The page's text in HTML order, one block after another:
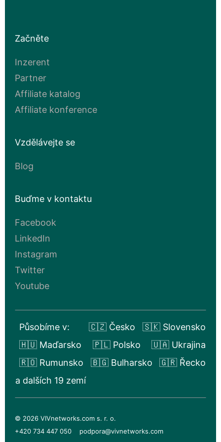
Začněte
Inzerent
Partner
Affiliate katalog
Affiliate konference
Vzdělávejte se
Blog
Buďme v kontaktu
Facebook
LinkedIn
Instagram
Twitter
Youtube
Působíme v: 🇨🇿 Česko
🇸🇰 Slovensko
🇭🇺 Maďarsko
🇵🇱 Polsko
🇺🇦 Ukrajina
🇷🇴 Rumunsko
🇧🇬 Bulharsko
🇬🇷 Řecko
a dalších 19 zemí
© 2026 VIVnetworks.com s. r. o.
+420 734 447 050
podpora@vivnetworks.com